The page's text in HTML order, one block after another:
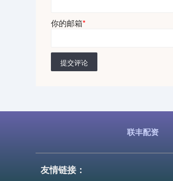
你的邮箱*
提交评论
联丰配资
友情链接：